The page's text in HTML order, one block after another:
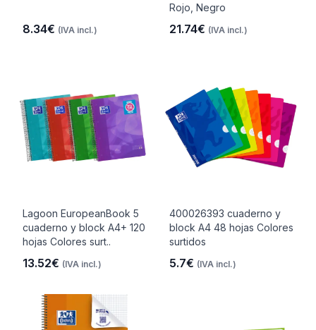
8.34€ (IVA incl.)
Rojo, Negro
21.74€ (IVA incl.)
Lagoon EuropeanBook 5
cuaderno y block A4+ 120
hojas Colores surt..
13.52€ (IVA incl.)
400026393 cuaderno y
block A4 48 hojas Colores
surtidos
5.7€ (IVA incl.)